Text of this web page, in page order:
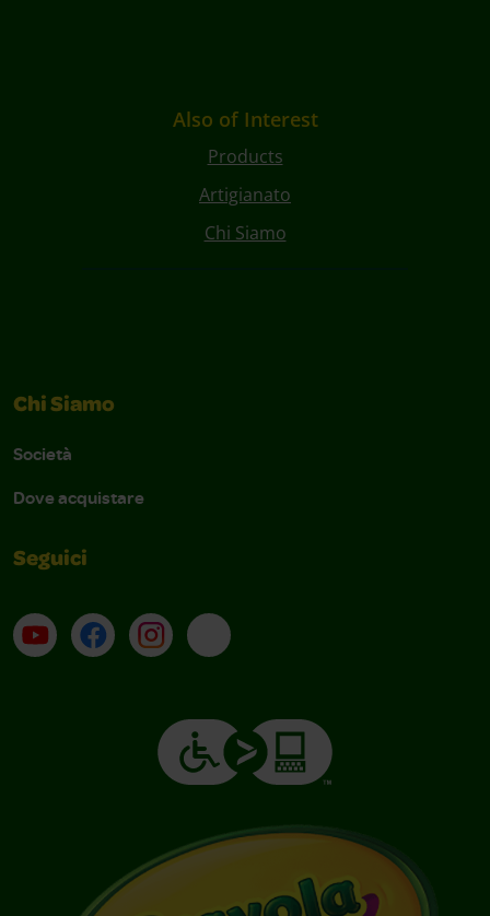
Also of Interest
Products
Artigianato
Chi Siamo
Chi Siamo
Società
Dove acquistare
Seguici
Su YouTube
ContattiProfilo Instagram
Email